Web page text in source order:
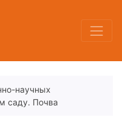
научных
саду. Почва